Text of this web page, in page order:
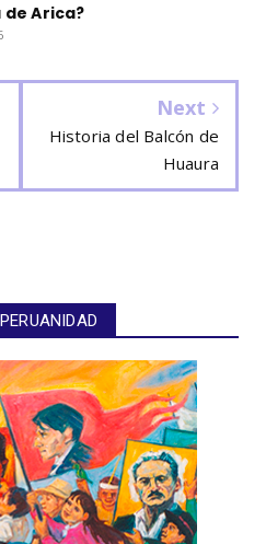
de Arica?
Next
Historia del Balcón de
Huaura